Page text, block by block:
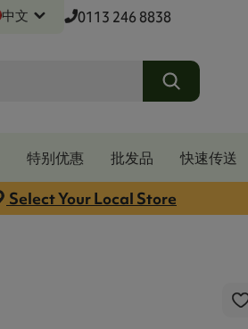
中文 0113 246 8838
特别优惠 批发品
快速传送
Select Your Local Store